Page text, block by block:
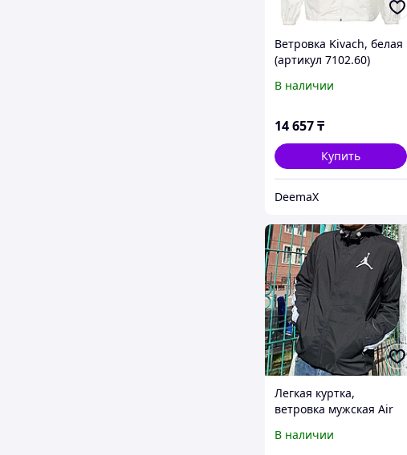
Ветровка Kivach, белая
(артикул 7102.60)
В наличии
14 657₸
Купить
DeemaX
Легкая куртка,
ветровка мужская Air
В наличии